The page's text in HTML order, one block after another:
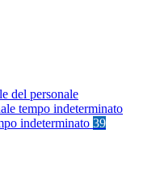
del personale
tempo indeterminato
indeterminato 39